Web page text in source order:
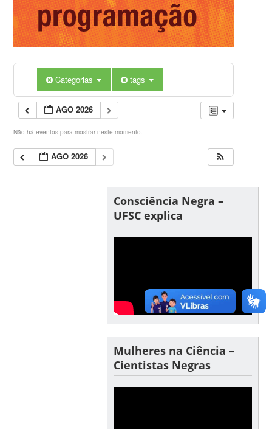
Categorias tags
AGO 2026
Não há eventos para mostrar neste momento.
AGO 2026
Consciência Negra –
UFSC explica
Mulheres na Ciência –
Cientistas Negras